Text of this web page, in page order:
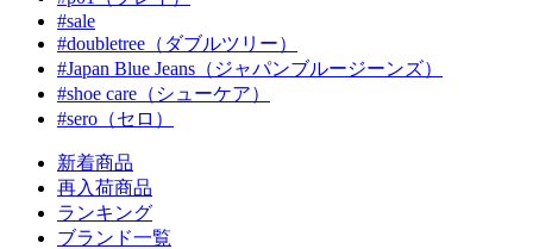
#sale
#doubletree（ダブルツリー）
#Japan Blue Jeans（ジャパンブルージーンズ）
#shoe care（シューケア）
#sero（セロ）
新着商品
再入荷商品
ランキング
ブランド一覧